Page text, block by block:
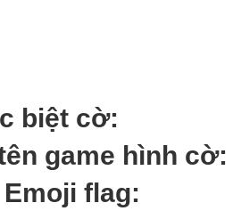
biệt cờ:
game hình cờ:
flag: